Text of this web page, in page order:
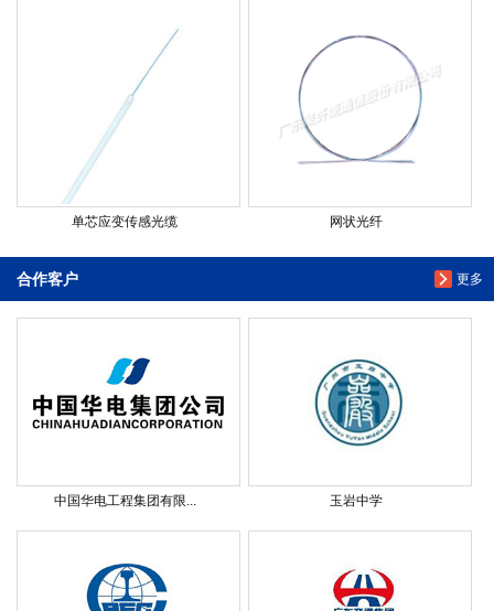
单芯应变传感光缆 网状光纤
更多
合作客户
中国华电工程集团有限... 玉岩中学